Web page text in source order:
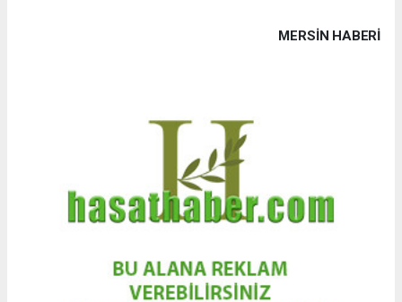
MERSIN HABERİ